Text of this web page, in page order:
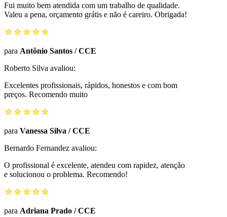
Fui muito bem atendida com um trabalho de qualidade.
Valeu a pena, orçamento grátis e não é careiro. Obrigada!
para Antônio Santos /CCE
Roberto Silva avaliou:
Excelentes profissionais, rápidos, honestos e com bom
preços. Recomendo muito
para Vanessa Silva /CCE
Bernardo Fernandez avaliou:
O profissional é excelente, atendeu com rapidez, atenção
e solucionou o problema. Recomendo!
para Adriana Prado /CCE